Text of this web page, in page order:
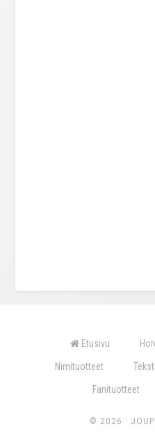
Etusivu
Nimituotteet
Fanituotteet
© 2026 ·